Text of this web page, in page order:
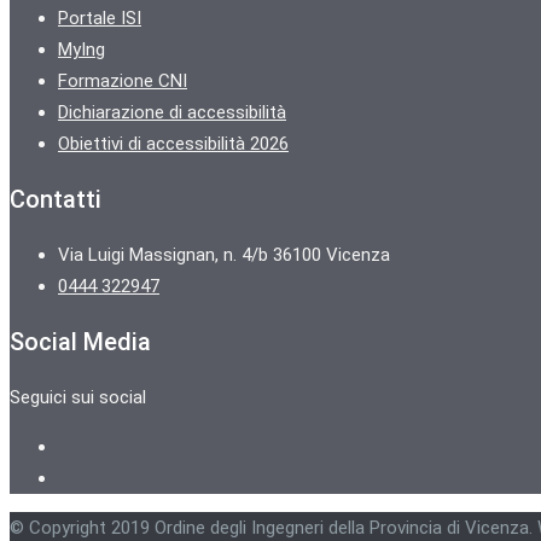
Portale ISI
MyIng
Formazione CNI
Dichiarazione di accessibilità
Obiettivi di accessibilità 2026
Contatti
Via Luigi Massignan, n. 4/b 36100 Vicenza
0444 322947
Social Media
Seguici sui social
© Copyright 2019 Ordine degli Ingegneri della Provincia di Vicenza.